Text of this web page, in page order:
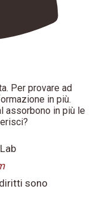
Per provare ad
in più.
assorbono in più le
sono